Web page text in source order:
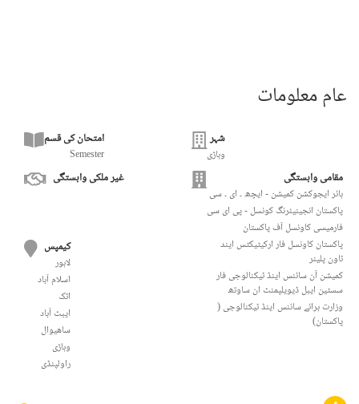
عام معلومات
شہر
وہاڑی
امتحان کی قسم
Semester
مقامی وابستگی
ہائر ایجوکشن کمیشن - ایچھ ۔ ای ۔ سی
پاکستان انجینیئرنگ کونسل - پی ای سی
فارمیسی کاونسل آف پاکستان
پاکستان کاونسل فار ارکیٹیکٹس ایند
ٹاون پلینر
کمیشن آن سائنس اینڈ ٹیکنالوجی فار
سسٹین ایبل ڈیویلپمنٹ ان ساوتھ
وزارت برائے سائنس اینڈ ٹیکنالوجی (
پاکستان)
غیر ملکی وابستگی
کیمپس
لاہور
اسلام آباد
اٹک
ایبٹ آباد
ساھیوال
وہاڑی
راولپنڈی